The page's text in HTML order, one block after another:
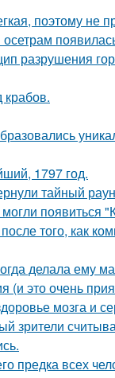
поэтому не
разрушения
1797 год.
тайный
появиться
того, как
делала ему
это очень
мозга и
зрители
предка всех